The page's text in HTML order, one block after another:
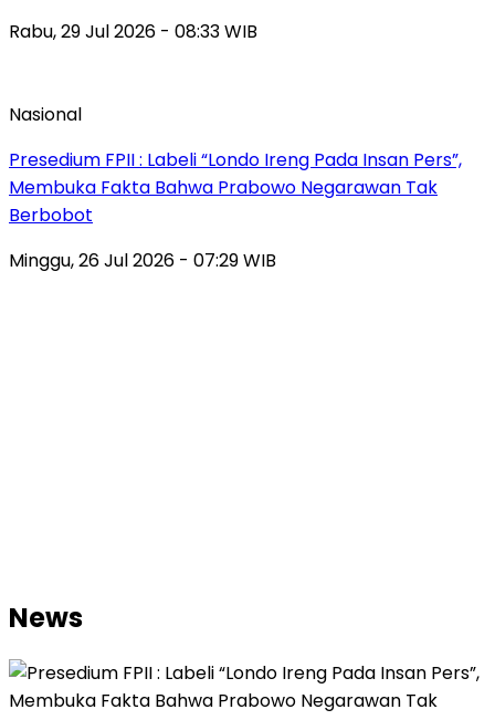
Rabu, 29 Jul 2026 - 08:33 WIB
Nasional
Presedium FPII : Labeli “Londo Ireng Pada Insan Pers”,
Membuka Fakta Bahwa Prabowo Negarawan Tak
Berbobot
Minggu, 26 Jul 2026 - 07:29 WIB
News